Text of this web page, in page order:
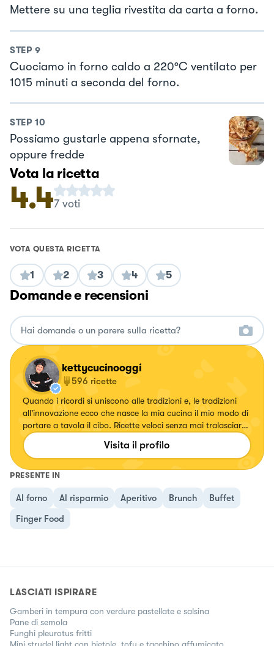
Mettere su una teglia rivestita da carta a forno.
STEP 9
Cuociamo in forno caldo a 220°C ventilato per
1015 minuti a seconda del forno.
STEP 10
Possiamo gustarle appena sfornate,
oppure fredde
Vota la ricetta
4.47voti
VOTA QUESTA RICETTA
1 2 3 4 5
Domande e recensioni
kettycucinooggi
596 ricette
Quando i ricordi si uniscono alle tradizioni e, le tradizioni
all'innovazione ecco che nasce la mia cucina il mio modo di
portare a tavola il cibo. Ricette veloci senza mai tralasciare
il gusto.
Visita il profilo
PRESENTE IN
Al forno Al risparmio Aperitivo Brunch
Buffet
Finger Food
LASCIATI ISPIRARE
Gamberi in tempura con verdure pastellate e salsina
Pane di semola
Funghi pleurotus fritti